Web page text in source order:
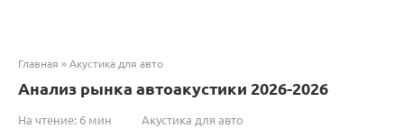
Главная »Акустика для авто
Анализ рынка автоакустики 2026-2026
На чтение: 6 мин Акустика для авто